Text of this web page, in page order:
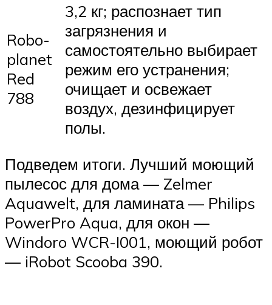
Robo-
planet
Red
788
3,2 кг; распознает тип
загрязнения и
самостоятельно выбирает
режим его устранения;
очищает и освежает
воздух, дезинфицирует
полы.
Подведем итоги. Лучший моющий
пылесос для дома — Zelmer
Aquawelt, для ламината — Philips
PowerPro Aqua, для окон —
Windoro WCR-I001, моющий робот
— iRobot Scooba 390.